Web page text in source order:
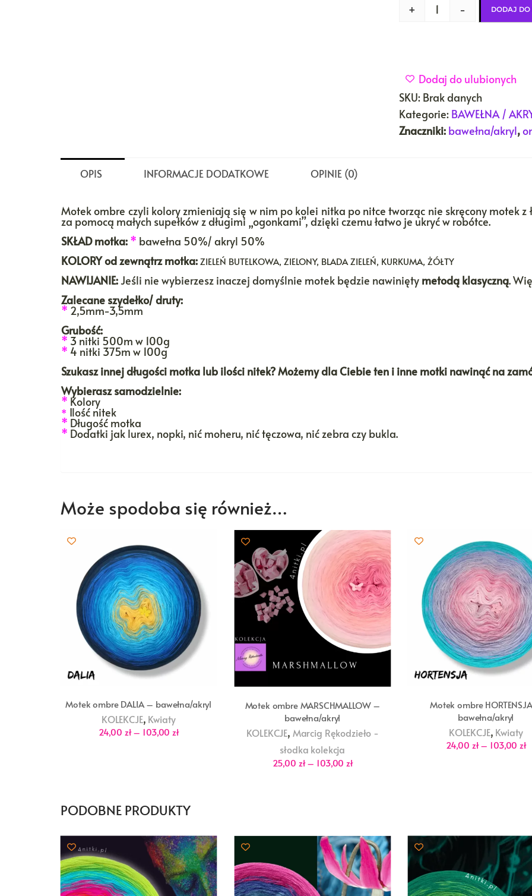
+ - DODAJ DO
Dodaj do ulubionych
SKU: Brak danych
Kategorie: BAWEŁNA /
Znaczniki: bawełna/akryl,
OPIS INFORMACJE DODATKOWE OPINIE (0)
Motek ombre czyli kolory zmieniają się w nim po kolei nitka po nitce tworząc nie skręcony motek z
za pomocą małych supełków z długimi „ogonkami”, dzięki czemu łatwo je ukryć w robótce.
SKŁAD motka: * bawełna 50%/ akryl 50%
KOLORYod zewnątrz motka:ZIELEŃ BUTELKOWA, ZIELONY, BLADA ZIELEŃ, KURKUMA, ŻÓŁTY
NAWIJANIE:Jeśli nie wybierzesz inaczej domyślnie motek będzie nawinięty metodą klasyczną.
Zalecane szydełko/ druty:
* 2,5mm-3,5mm
Grubość:
* 3 nitki 500m w 100g
* 4 nitki 375m w 100g
Szukasz innej długości motka lub ilości nitek? Możemy dla Ciebie ten i inne motki nawinąć na
Wybierasz samodzielnie:
* Kolory
* Ilość nitek
* Długość motka
* Dodatki jak lurex, nopki, nić moheru, nić tęczowa, nić zebra czy bukla.
Może spodoba się również…
Motek ombre DALIA – bawełna/akryl
KOLEKCJE, Kwiaty
24,00 zł – 103,00złZakres
Motek ombre MARSCHMALLOW –
bawełna/akryl
KOLEKCJE, Marcig Rękodzieło -
słodka kolekcja
25,00 zł – 103,00 złZakres
Motek ombre
bawełna/akryl
KOLEKCJE, Kwiaty
24,00 zł – 103,00zł
PODOBNE PRODUKTY